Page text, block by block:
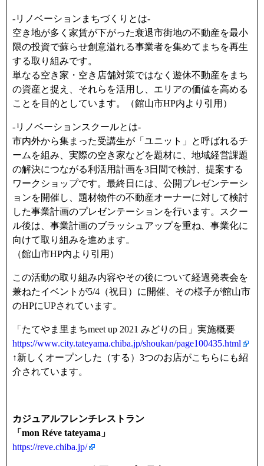
-リノベーションまちづくりとは-
空き地が多く家賃が下がった衰退市街地の不動産を最小
限の投資で蘇らせ創意溢れる事業者を集めてまちを再生
する取り組みです。
単なる空き家・空き店舗対策ではなく遊休不動産をまち
の資産と捉え、それらを活用し、エリアの価値を高める
ことを目的としています。（館山市HP内より引用）
-リノベーションスクールとは-
市内外から集まった受講生が「ユニット」と呼ばれるチ
ームを組み、実際の空き家などを題材に、地域経営課題
の解決につながる利活用計画を3日間で検討、提案する
ワークショップです。最終日には、公開プレゼンテーシ
ョンを開催し、題材物件の不動産オーナーに対して検討
した事業計画のプレゼンテーションを行います。スクー
ル後は、事業計画のブラッシュアップを重ね、事業化に
向けて取り組みを進めます。
（館山市HP内より引用）
この活動の取り組み内容やその後について経過発表会を
兼ねたイベントが5/4（祝日）に開催、その様子が館山市
のHPにUPされています。
「たてやま里まちmeet up 2021 みどりの日」実施概要
https://www.city.tateyama.chiba.jp/shoukan/page100435.html
↑新しくオープンした（する）3つのお店がこちらにも紹
介されています。
カジュアルフレンチレストラン
「mon Réve tateyama」
https://reve.chiba.jp/